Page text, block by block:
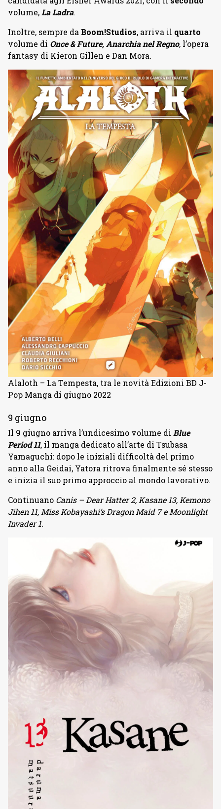
volume,La Ladra.
Inoltre, sempre da Boom!Studios, arriva il quarto
volume di Once & Future, Anarchia nel Regno, l’opera
fantasy di Kieron Gillen e Dan Mora.
Alaloth – La Tempesta, tra le novità Edizioni BD J-
Pop Manga di giugno 2022
9 giugno
Il 9 giugno arriva l’undicesimo volume di Blue
Period 11, il manga dedicato all’arte di Tsubasa
Yamaguchi: dopo le iniziali difficoltà del primo
anno alla Geidai, Yatora ritrova finalmente sé stesso
e inizia il suo primo approccio al mondo lavorativo.
Continuano Canis – Dear Hatter 2, Kasane 13, Kemono
Jihen 11, Miss Kobayashi’s Dragon Maid 7 e Moonlight
Invader 1.